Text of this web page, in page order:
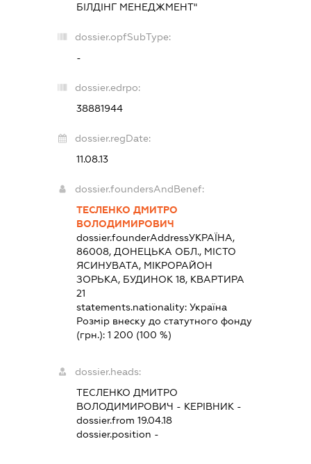
БІЛДІНГ МЕНЕДЖМЕНТ"
dossier.opfSubType:
-
dossier.edrpo:
38881944
dossier.regDate:
11.08.13
dossier.foundersAndBenef:
ТЕСЛЕНКО ДМИТРО
ВОЛОДИМИРОВИЧ
dossier.founderAddressУКРАЇНА,
86008, ДОНЕЦЬКА ОБЛ., МІСТО
ЯСИНУВАТА, МІКРОРАЙОН
ЗОРЬКА, БУДИНОК 18, КВАРТИРА
21
statements.nationality:Україна
Розмір внеску до статутного фонду
(грн.):1 200 (100 %)
dossier.heads:
ТЕСЛЕНКО ДМИТРО
ВОЛОДИМИРОВИЧ - КЕРІВНИК -
dossier.from 19.04.18
dossier.position -